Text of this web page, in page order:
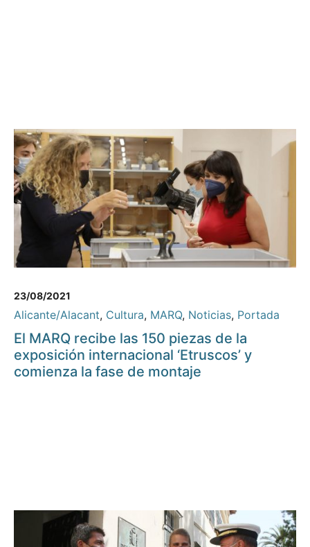
23/08/2021
Alicante/Alacant, Cultura, MARQ, Noticias, Portada
El MARQ recibe las 150 piezas de la
exposición internacional ‘Etruscos’ y
comienza la fase de montaje